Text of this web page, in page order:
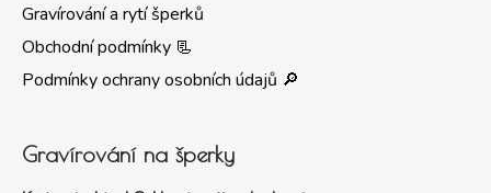
Gravírování a rytí šperků
Obchodní podmínky 📃
Podmínky ochrany osobních údajů 🔎
Gravírování na šperky